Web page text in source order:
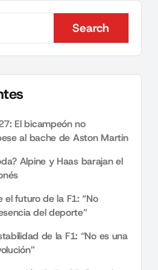
Search
Search
El bicampeón no
al bache de Aston Martin
Alpine y Haas barajan el
futuro de la F1: “No
del deporte”
de la F1: “No es una